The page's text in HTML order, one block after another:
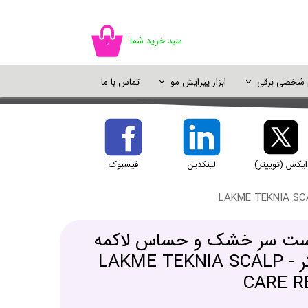
۰ سبد خرید شما
خوشبو کننده
اسپری مو
شامپو خشک
ژل شستشو
دئودورانت و ضد تعریق
سایه چشم
پالت سایه
پرایمر و پایه آرایش
اسپری رنگ مو
شخصی برقی ابزار پیرایش مو تماس با ما
سر خشک و حساس لاکمه
حجم 300 میلی لیتر - LAKME TEKNIA SCALP
CARE
ایکس (توییتر) لینکدین فیسبوک